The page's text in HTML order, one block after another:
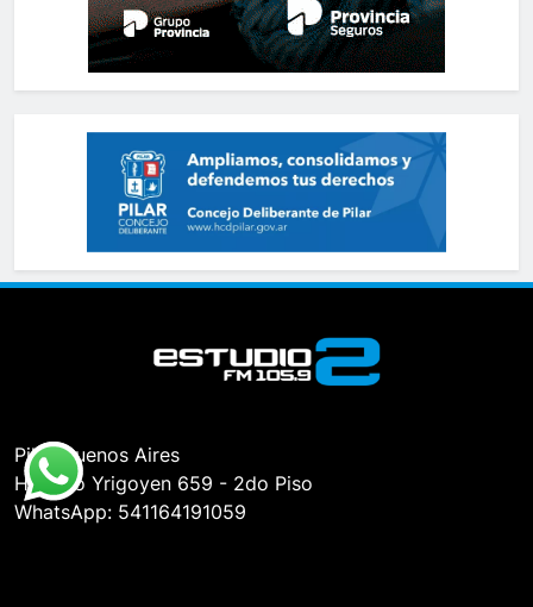
Pilar, Buenos Aires
Hipólito Yrigoyen 659 - 2do Piso
WhatsApp: 541164191059